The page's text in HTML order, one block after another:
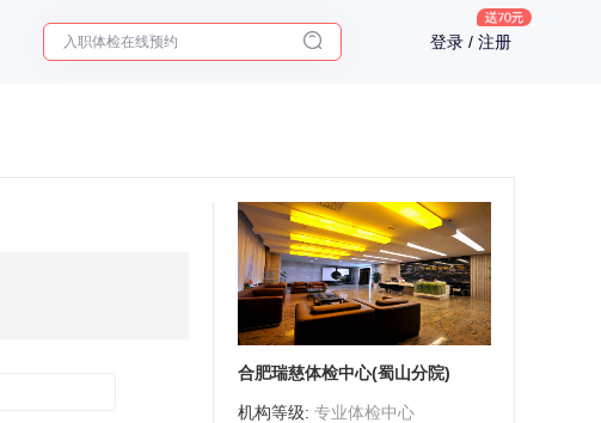
2025年了，给父母预约体检 登录 / 注册
合肥瑞慈体检中心(蜀山分院)
机构等级: 专业体检中心